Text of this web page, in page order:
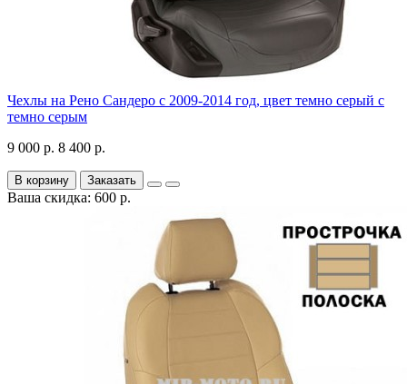
Чехлы на Рено Сандеро с 2009-2014 год, цвет темно серый с
темно серым
9 000 р. 8 400 р.
В корзину Заказать
Ваша скидка: 600 р.